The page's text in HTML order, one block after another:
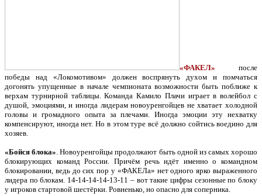
«ФАКЕЛ» после
победы над «Локомотивом» должен воспрянуть духом и помчаться
догонять упущенные в начале чемпионата возможности быть поближе к
верхам турнирной таблицы. Команда Камило Плачи играет в волейбол с
душой, эмоциями, и иногда лидерам новоуренгойцев не хватает холодной
головы и громадного опыта за плечами. Иногда эмоции эту нехватку
компенсируют, иногда нет. Но в этом туре всё должно сойтись воедино для
хозяев.
«Бойся блока». Новоуренгойцы продолжают быть одной из самых хорошо
блокирующих команд России. Причём речь идёт именно о командном
блокировании, ведь до сих пор у «ФАКЕЛа» нет одного ярко выраженного
лидера по блокам. 14-14-14-14-13-11 – вот такие цифры сезонные по блоку
у игроков стартовой шестёрки. Ровненько, но опасно для соперника.